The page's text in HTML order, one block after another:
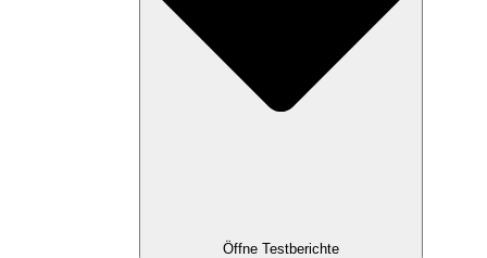
Öffne Testberichte